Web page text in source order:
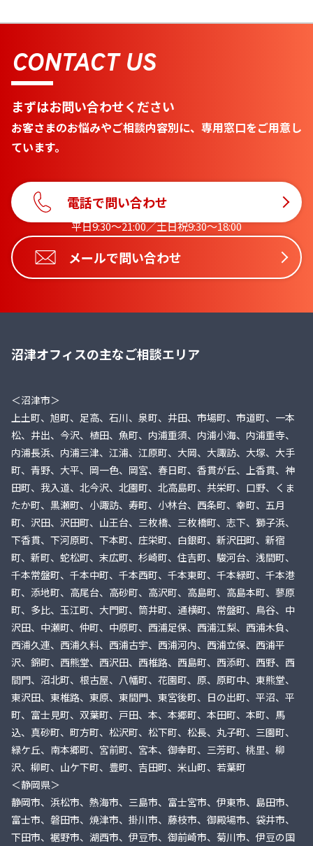
CONTACT US
まずはお問い合わせください
お客さまのお悩みやご相談内容別に、専用窓口をご用意し
ています。
電話で問い合わせ
平日9:30〜21:00／土日祝9:30〜18:00
メールで問い合わせ
沼津オフィスの主なご相談エリア
＜沼津市＞
上土町、旭町、足高、石川、泉町、井田、市場町、市道町、一本
松、井出、今沢、植田、魚町、内浦重須、内浦小海、内浦重寺、
内浦長浜、内浦三津、江浦、江原町、大岡、大諏訪、大塚、大手
町、青野、大平、岡一色、岡宮、春日町、香貫が丘、上香貫、神
田町、我入道、北今沢、北園町、北高島町、共栄町、口野、くま
たか町、黒瀬町、小諏訪、寿町、小林台、西条町、幸町、五月
町、沢田、沢田町、山王台、三枚橋、三枚橋町、志下、獅子浜、
下香貫、下河原町、下本町、庄栄町、白銀町、新沢田町、新宿
町、新町、蛇松町、末広町、杉崎町、住吉町、駿河台、浅間町、
千本常盤町、千本中町、千本西町、千本東町、千本緑町、千本港
町、添地町、高尾台、高砂町、高沢町、高島町、高島本町、蓼原
町、多比、玉江町、大門町、筒井町、通横町、常盤町、鳥谷、中
沢田、中瀬町、仲町、中原町、西浦足保、西浦江梨、西浦木負、
西浦久連、西浦久料、西浦古宇、西浦河内、西浦立保、西浦平
沢、錦町、西熊堂、西沢田、西椎路、西島町、西添町、西野、西
間門、沼北町、根古屋、八幡町、花園町、原、原町中、東熊堂、
東沢田、東椎路、東原、東間門、東宮後町、日の出町、平沼、平
町、富士見町、双葉町、戸田、本、本郷町、本田町、本町、馬
込、真砂町、町方町、松沢町、松下町、松長、丸子町、三園町、
緑ケ丘、南本郷町、宮前町、宮本、御幸町、三芳町、桃里、柳
沢、柳町、山ケ下町、豊町、吉田町、米山町、若葉町
＜静岡県＞
静岡市、浜松市、熱海市、三島市、富士宮市、伊東市、島田市、
富士市、磐田市、焼津市、掛川市、藤枝市、御殿場市、袋井市、
下田市、裾野市、湖西市、伊豆市、御前崎市、菊川市、伊豆の国